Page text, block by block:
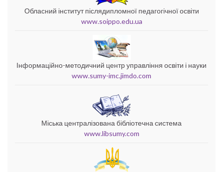
Обласний інститут післядипломної педагогічної освіти
www.soippo.edu.ua
Інформаційно-методичний центр управління освіти і науки
www.sumy-imc.jimdo.com
Міська централізована бібліотечна система
www.libsumy.com